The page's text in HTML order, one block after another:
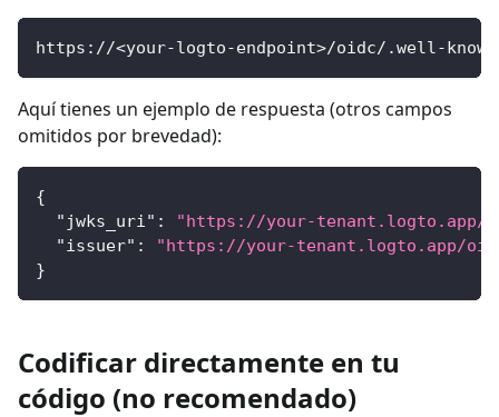
https://<your-logto-endpoint>/oidc/.well-
Aquí tienes un ejemplo de respuesta (otros campos
omitidos por brevedad):
{
"jwks_uri" :
"https://your-tenant.logto.app/
"issuer" :
"https://your-tenant.logto.app/
}
Codificar directamente en tu
código (no recomendado)